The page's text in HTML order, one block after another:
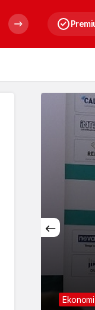
Ekonomi